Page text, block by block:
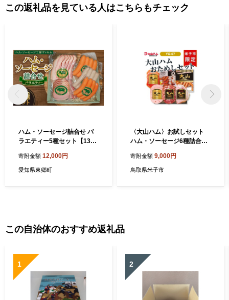
この返礼品を見ている人はこちらもチェック
ハム・ソーセージ詰合せ バ
ラエティー5種セット【1386
寄附金額 12,000円
愛知県東郷町
〈大山ハム〉お試しセット
ハム・ソーセージ6種詰合せ
寄附金額 9,000円
鳥取県米子市
この自治体のおすすめ返礼品
1 2